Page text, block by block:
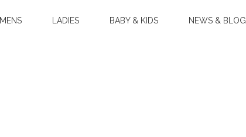
MENS LADIES BABY & KIDS NEWS & BLOG